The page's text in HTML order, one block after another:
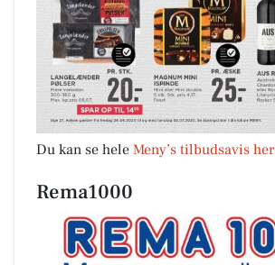
Du kan se hele Meny’s tilbudsavis her
Rema1000